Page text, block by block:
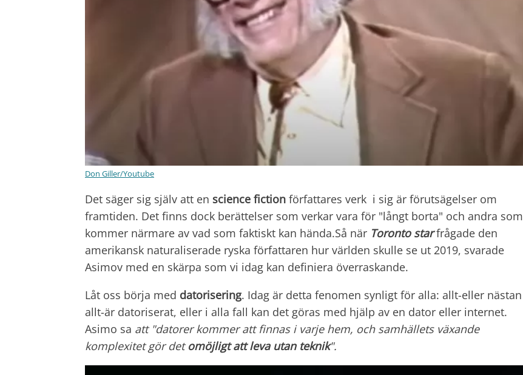
Don Giller/Youtube
Det säger sig själv att en science fiction författares verk i sig är förutsägelser om
framtiden. Det finns dock berättelser som verkar vara för "långt borta" och andra som
kommer närmare av vad som faktiskt kan hända.Så när Toronto starfrågade den
amerikansk naturaliserade ryska författaren hur världen skulle se ut 2019, svarade
Asimov med en skärpa som vi idag kan definiera överraskande.
Låt oss börja med datorisering. Idag är detta fenomen synligt för alla: allt-eller nästan
allt-är datoriserat, eller i alla fall kan det göras med hjälp av en dator eller internet.
Asimo sa att "datorer kommer att finnas i varje hem, och samhällets växande
komplexitet gör detomöjligt att leva utan teknik".